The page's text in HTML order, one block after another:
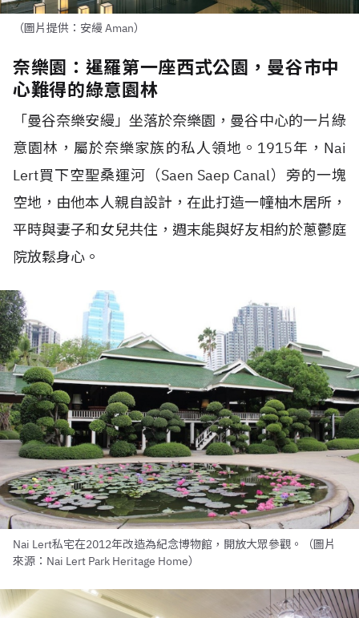
（圖片提供：安縵 Aman）
奈樂園：暹羅第一座西式公園，曼谷市中
心難得的綠意園林
「曼谷奈樂安縵」坐落於奈樂園，曼谷中心的一片綠
意園林，屬於奈樂家族的私人領地。1915年，Nai
Lert買下空聖桑運河（Saen Saep Canal）旁的一塊
空地，由他本人親自設計，在此打造一幢柚木居所，
平時與妻子和女兒共住，週末能與好友相約於蔥鬱庭
院放鬆身心。
Nai Lert私宅在2012年改造為紀念博物館，開放大眾參觀。（圖片
來源：Nai Lert Park Heritage Home）